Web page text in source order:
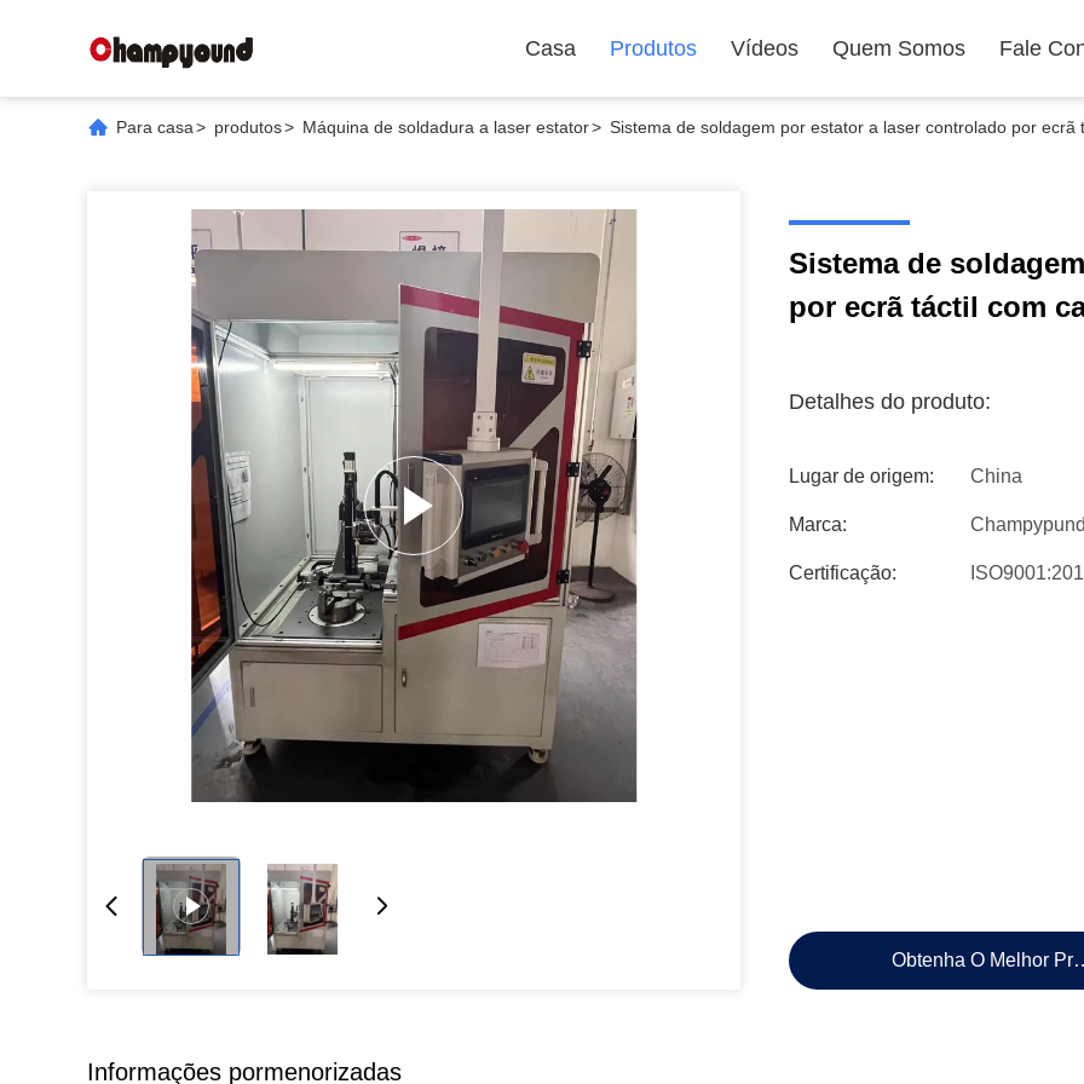
Casa Produtos Vídeos Quem Somos Fale
Para casa> produtos> Máquina de soldadura a laser estator> Sistema de soldagem por estator a laser controlado por
Sistema de
por ecrã táctil com
Detalhes do produto:
Lugar de origem: China
Marca: Champypund
Certificação:
Obtenha O Melhor
Informações pormenorizadas